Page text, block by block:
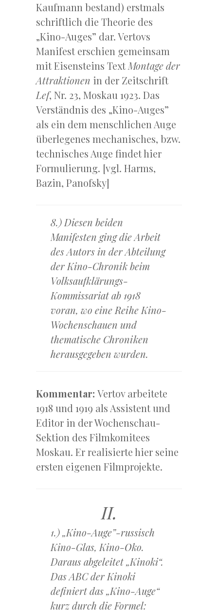
Kaufmann bestand) erstmals
schriftlich die Theorie des
„Kino-Auges” dar. Vertovs
Manifest erschien gemeinsam
mit Eisensteins TextMontage der
Attraktionen in der Zeitschrift
Lef, Nr. 23, Moskau 1923. Das
Verständnis des „Kino-Auges”
als ein dem menschlichen Auge
überlegenes mechanisches, bzw.
technisches Auge findet hier
Formulierung. [vgl. Harms,
Bazin, Panofsky]
8.) Diesen beiden
Manifesten ging die Arbeit
des Autors in der Abteilung
der Kino-Chronik beim
Volksaufklärungs-
Kommissariat ab 1918
voran, wo eine Reihe Kino-
Wochenschauen und
thematische Chroniken
herausgegeben wurden.
Kommentar: Vertov arbeitete
1918 und 1919 als Assistent und
Editor in der Wochenschau-
Sektion des Filmkomitees
Moskau. Er realisierte hier seine
ersten eigenen Filmprojekte.
II.
1.) „Kino-Auge”-russisch
Kino-Glas, Kino-Oko.
Daraus abgeleitet „Kinoki“.
Das ABC der Kinoki
definiert das „Kino-Auge“
kurz durch die Formel: